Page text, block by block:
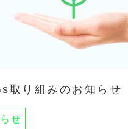
取り組みのお知らせ
せ